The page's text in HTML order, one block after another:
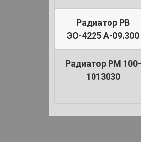
Радиатор РВ
ЭО-4225 А-09.300
Радиатор РМ 100-
1013030